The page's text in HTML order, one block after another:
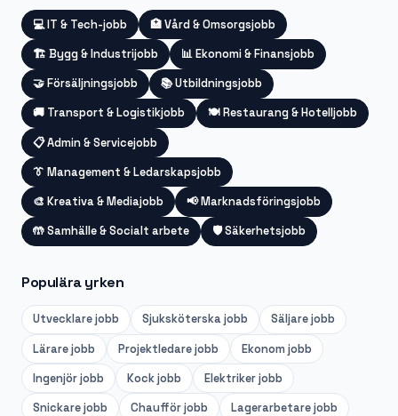
💻IT & Tech-jobb 🏥Vård & Omsorgsjobb
🏗️ Bygg & Industrijobb 📊Ekonomi & Finansjobb
🤝Försäljningsjobb 📚Utbildningsjobb
🚚 Transport & Logistikjobb 🍽️Restaurang & Hotelljobb
📋Admin & Servicejobb
👔 Management & Ledarskapsjobb
🎨 Kreativa & Mediajobb 📢Marknadsföringsjobb
🤲Samhälle & Socialt arbete 🛡️Säkerhetsjobb
Populära yrken
Utvecklarejobb Sjuksköterskajobb Säljarejobb
Lärarejobb Projektledarejobb Ekonom jobb
Ingenjörjobb Kockjobb Elektrikerjobb
Snickarejobb Chaufförjobb Lagerarbetarejobb